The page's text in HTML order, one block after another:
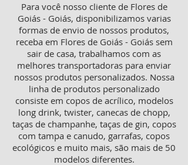
Para você nosso cliente de Flores de
Goiás - Goiás, disponibilizamos varias
formas de envio de nossos produtos,
receba em Flores de Goiás - Goiás sem
sair de casa, trabalhamos com as
melhores transportadoras para enviar
nossos produtos personalizados. Nossa
linha de produtos personalizado
consiste em copos de acrílico, modelos
long drink, twister, canecas de chopp,
taças de champanhe, taças de gin, copos
com tampa e canudo, garrafas, copos
ecológicos e muito mais, são mais de 50
modelos diferentes.